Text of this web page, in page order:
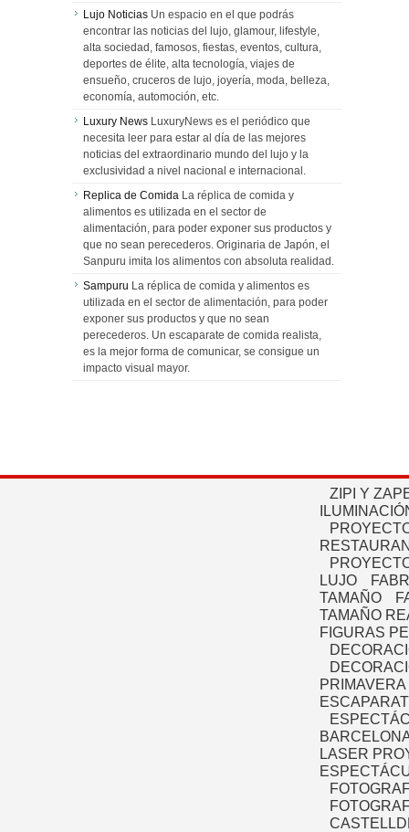
Lujo Noticias Un espacio en el que podrás
encontrar las noticias del lujo, glamour, lifestyle,
alta sociedad, famosos, fiestas, eventos, cultura,
deportes de élite, alta tecnología, viajes de
ensueño, cruceros de lujo, joyería, moda, belleza,
economía, automoción, etc.
Luxury News LuxuryNews es el periódico que
necesita leer para estar al día de las mejores
noticias del extraordinario mundo del lujo y la
exclusividad a nivel nacional e internacional.
Replica de Comida La réplica de comida y
alimentos es utilizada en el sector de
alimentación, para poder exponer sus productos y
que no sean perecederos. Originaria de Japón, el
Sanpuru imita los alimentos con absoluta realidad.
Sampuru La réplica de comida y alimentos es
utilizada en el sector de alimentación, para poder
exponer sus productos y que no sean
perecederos. Un escaparate de comida realista,
es la mejor forma de comunicar, se consigue un
impacto visual mayor.
ZIPI Y
LUJO
TAMAÑO
TAMAÑO
FIGURAS
PRIMAVERA
LASER